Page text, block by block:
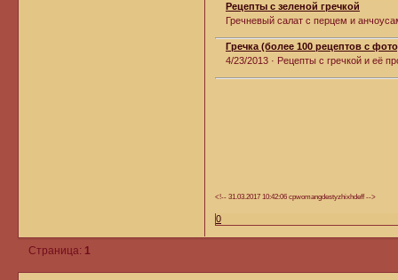
Рецепты с зеленой гречкой
Гречневый салат с перцем и
Гречка (более 100 рецептов с
4/23/2013 · Рецепты с гречкой и её
<!-- 31.03.2017 10:42:06 cpwomangdestyzhixhdeff -->
0
Страница: 1